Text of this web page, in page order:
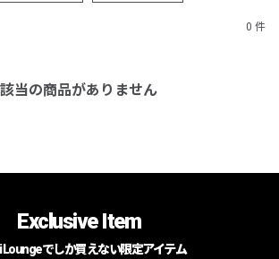
0 件
該当の商品がありません
Exclusive Item
Loungeでしか買えない限定アイテム